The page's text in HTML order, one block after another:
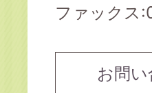
ファックス
お問